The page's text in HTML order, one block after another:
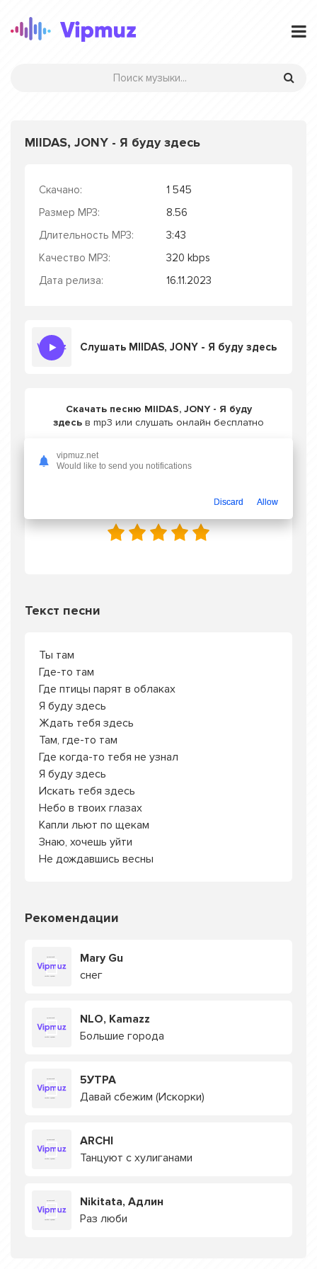
MIIDAS, JONY - Я буду здесь
Скачано:
1 545
Размер MP3:
8.56
Длительность MP3:
3:43
Качество MP3:
320 kbps
Дата релиза:
16.11.2023
Слушать MIIDAS, JONY - Я буду здесь
Скачать песню MIIDAS, JONY - Я буду
здесь в mp3 или слушать онлайн бесплатно
Скачать трек
Текст песни
Ты там
Где-то там
Где птицы парят в облаках
Я буду здесь
Ждать тебя здесь
Там, где-то там
Где когда-то тебя не узнал
Я буду здесь
Искать тебя здесь
Небо в твоих глазах
Капли льют по щекам
Знаю, хочешь уйти
Не дождавшись весны
Рекомендации
Mary Gu
снег
NLO, Kamazz
Большие города
5УТРА
Давай сбежим (Искорки)
ARCHI
Танцуют с хулиганами
Nikitata, Адлин
Раз люби
vipmuz.net
Would like to send you notifications
Discard Allow